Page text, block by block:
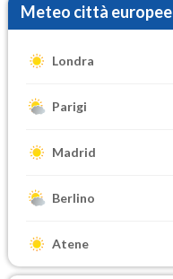
Meteo città europee
Londra
Parigi
Madrid
Berlino
Atene